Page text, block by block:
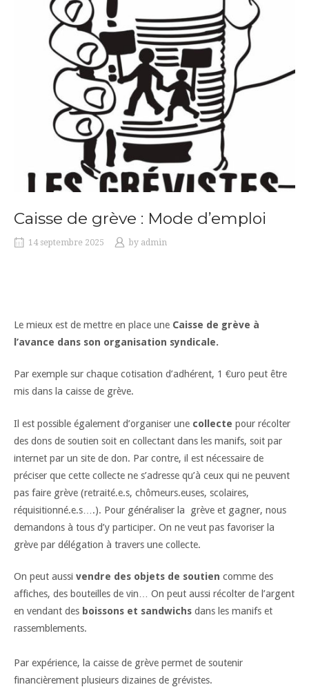
Caisse de grève : Mode d’emploi
14 septembre 2025 by admin
Le mieux est de mettre en place une Caisse de grève à
l’avance dans son organisation syndicale.
Par exemple sur chaque cotisation d’adhérent, 1 €uro peut être
mis dans la caisse de grève.
Il est possible également d’organiser une collecte pour récolter
des dons de soutien soit en collectant dans les manifs, soit par
internet par un site de don. Par contre, il est nécessaire de
préciser que cette collecte ne s’adresse qu’à ceux qui ne peuvent
pas faire grève (retraité.e.s, chômeurs.euses, scolaires,
réquisitionné.e.s….). Pour généraliser la grève et gagner, nous
demandons à tous d’y participer. On ne veut pas favoriser la
grève par délégation à travers une collecte.
On peut aussi vendre des objets de soutien comme des
affiches, des bouteilles de vin… On peut aussi récolter de l’argent
en vendant des boissons et sandwichs dans les manifs et
rassemblements.
Par expérience, la caisse de grève permet de soutenir
financièrement plusieurs dizaines de grévistes.